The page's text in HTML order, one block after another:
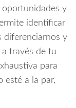
oportunidades y
identificar
diferenciarnos y
través de tu
para
esté a la par,